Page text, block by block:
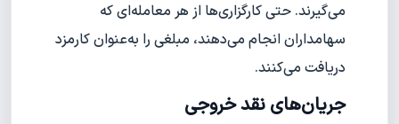
می‌گیرند. حتی کارگزاری‌ها از هر معامله‌ای که
سهامداران انجام می‌دهند، مبلغی را به‌عنوان کارمزد
دریافت می‌کنند.
جریان‌های نقد خروجی